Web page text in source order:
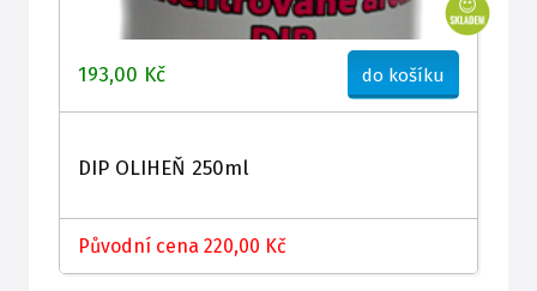
193,00 Kč do košíku
DIP OLIHEŇ 250ml
Původní cena 220,00 Kč